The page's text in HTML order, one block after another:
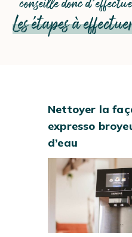
Les étapes à
Nettoyer la
expresso
d’eau